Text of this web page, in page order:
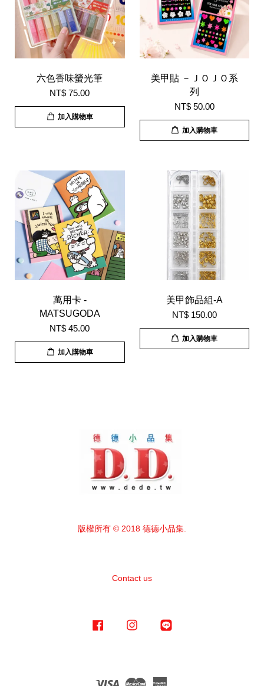
六色香味螢光筆
NT$ 75.00
加入購物車
美甲貼 －ＪＯＪＯ系
列
NT$ 50.00
加入購物車
萬用卡 -
MATSUGODA
NT$ 45.00
加入購物車
美甲飾品組-A
NT$ 150.00
加入購物車
版權所有 © 2018 德德小品集.
Contact us
Facebook Instagram
Visa Master